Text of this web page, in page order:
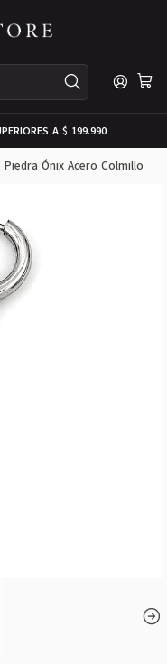
A $ 199.990
Ónix Acero Colmillo